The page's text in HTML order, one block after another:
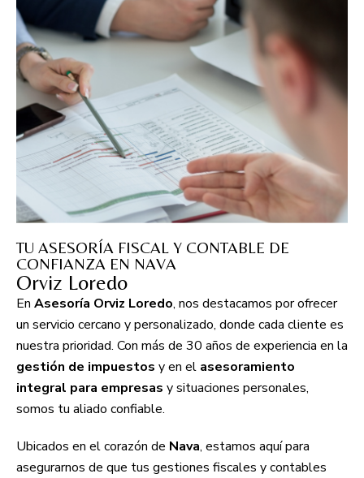
TU ASESORÍA FISCAL Y CONTABLE DE
CONFIANZA EN NAVA
Orviz Loredo
En Asesoría Orviz Loredo, nos destacamos por ofrecer
un servicio cercano y personalizado, donde cada cliente es
nuestra prioridad. Con más de 30 años de experiencia en la
gestión de impuestos y en el asesoramiento
integral para empresas y situaciones personales,
somos tu aliado confiable.
Ubicados en el corazón de Nava, estamos aquí para
asegurarnos de que tus gestiones fiscales y contables